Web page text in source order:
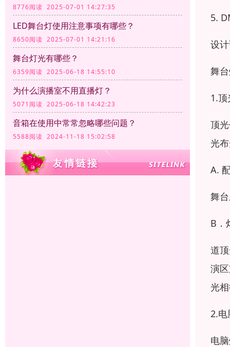
8776阅读 2025-07-01 14:27:35
LED舞台灯使用注意事项有哪些？
8650阅读 2025-07-01 14:21:16
舞台灯光有哪些？
6359阅读 2025-06-18 14:55:10
为什么演播室不用直播灯？
5071阅读 2025-06-18 14:42:23
音箱在使用中常常忽略哪些问题？
5588阅读 2024-11-18 15:02:58
5.
设
舞
1.
顶
光
A.
舞
B．
道
演
光
2.电
电